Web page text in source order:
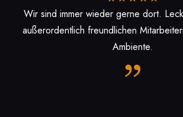
Wir sind immer wieder gerne dort.
außerordentlich freundlichen
Ambiente.